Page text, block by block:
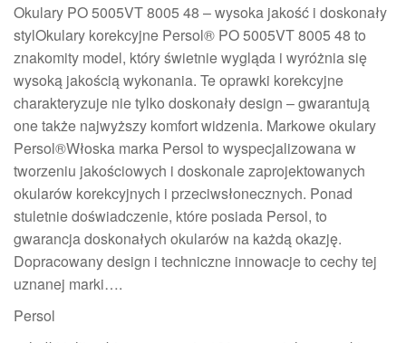
Okulary PO 5005VT 8005 48 – wysoka jakość i doskonały
stylOkulary korekcyjne Persol® PO 5005VT 8005 48 to
znakomity model, który świetnie wygląda i wyróżnia się
wysoką jakością wykonania. Te oprawki korekcyjne
charakteryzuje nie tylko doskonały design – gwarantują
one także najwyższy komfort widzenia. Markowe okulary
Persol®Włoska marka Persol to wyspecjalizowana w
tworzeniu jakościowych i doskonale zaprojektowanych
okularów korekcyjnych i przeciwsłonecznych. Ponad
stuletnie doświadczenie, które posiada Persol, to
gwarancja doskonałych okularów na każdą okazję.
Dopracowany design i techniczne innowacje to cechy tej
uznanej marki….
Persol